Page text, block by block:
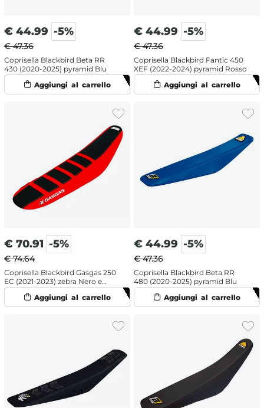
€ 44.99 -5%
€ 47.36
Coprisella Blackbird Beta RR
430 (2020-2025) pyramid Blu
€ 44.99 -5%
€ 47.36
Coprisella Blackbird Fantic 450
XEF (2022-2024) pyramid Rosso
€ 70.91 -5%
€ 74.64
Coprisella Blackbird Gasgas 250
EC (2021-2023) zebra Nero e
Rosso
€ 44.99 -5%
€ 47.36
Coprisella Blackbird Beta RR
480 (2020-2025) pyramid Blu